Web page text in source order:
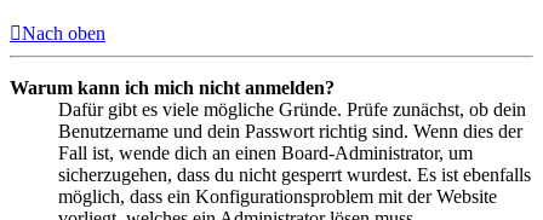
Nach oben
Warum kann ich mich nicht anmelden?
Dafür gibt es viele mögliche Gründe. Prüfe zunächst, ob dein
Benutzername und dein Passwort richtig sind. Wenn dies der
Fall ist, wende dich an einen Board-Administrator, um
sicherzugehen, dass du nicht gesperrt wurdest. Es ist ebenfalls
möglich, dass ein Konfigurationsproblem mit der Website